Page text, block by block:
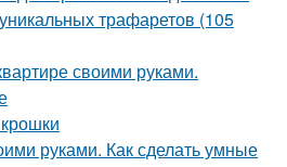
трафаретов (105
своими руками.
руками. Как сделать умные